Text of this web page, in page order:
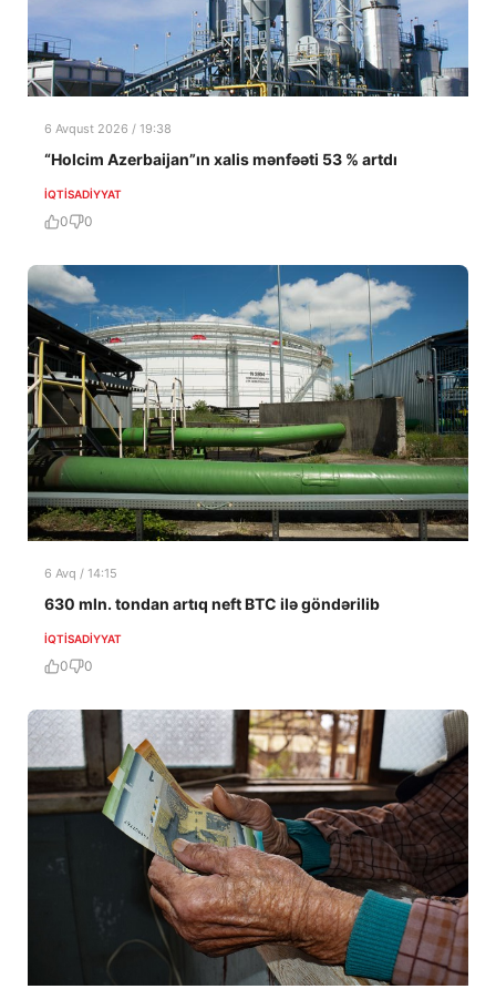
6 Avqust 2026 / 19:38
“Holcim Azerbaijan”ın xalis mənfəəti 53 % artdı
İQTISADIYYAT
0 0
6 Avq / 14:15
630 mln. tondan artıq neft BTC ilə göndərilib
İQTISADIYYAT
0 0